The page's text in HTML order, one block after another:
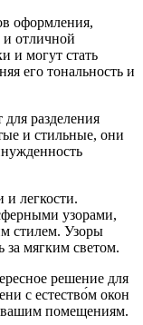
оформления,
отличной
и могут стать
его тональность и
разделения
и стильные, они
и легкости.
узорами,
стилем. Узоры
за мягким светом.
решение для
с естество́м окон
вашим помещениям.